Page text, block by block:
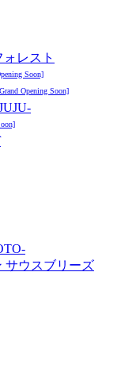
レスト
Soon]
Opening Soon]
サウスブリーズ